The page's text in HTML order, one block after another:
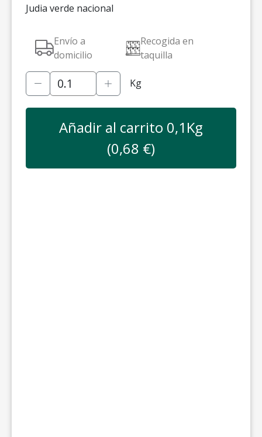
Judia verde nacional
Envío a
domicilio
Recogida en
taquilla
Kg
Añadir al carrito 0,1 Kg
(0,68 €)